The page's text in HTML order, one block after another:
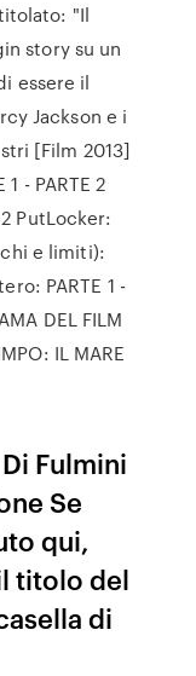
"Il
story su un
essere il
Jackson e i
[Film 2013]
- PARTE 2
PutLocker:
e limiti):
PARTE 1 -
DEL FILM
IL MARE
Fulmini
Se
qui,
titolo del
di